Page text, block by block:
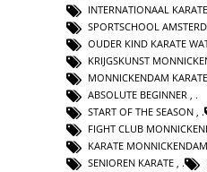
INTERNATIONAAL KARATE
SPORTSCHOOL
OUDER KIND KARATE
KRIJGSKUNST
MONNICKENDAM KARATE
ABSOLUTE BEGINNER
START OF THE SEASON ,
FIGHT CLUB
KARATE
SENIOREN KARATE ,